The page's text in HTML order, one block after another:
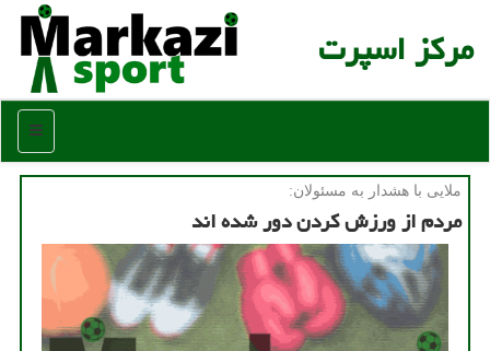
مركز اسپرت
منو
ملایی با هشدار به مسئولان:
مردم از ورزش کردن دور شده اند